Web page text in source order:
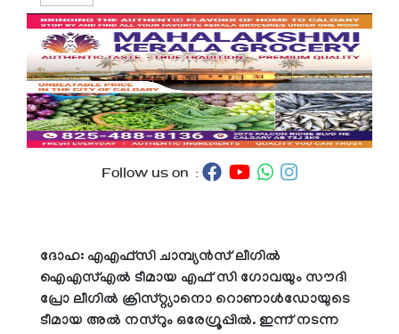
Follow us on :
ദോഹ: എഎഫ്‌സി ചാമ്പ്യൻസ് ലീഗില്‍
ഐഎസ്എല്‍ ടീമായ എഫ് സി ഗോവയും സൗദി
പ്രോ ലീഗില്‍ ക്രിസ്റ്റ്യാനൊ റൊണാള്‍ഡോയുടെ
ടീമായ അല്‍ നസ്റും ഒരേഗ്രൂപ്പില്‍. ഇന്ന് നടന്ന